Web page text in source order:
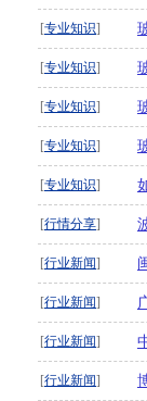
[专业知识]
[专业知识]
[专业知识]
[专业知识]
[专业知识]
[行情分享]
[行业新闻]
[行业新闻]
[行业新闻]
[行业新闻]